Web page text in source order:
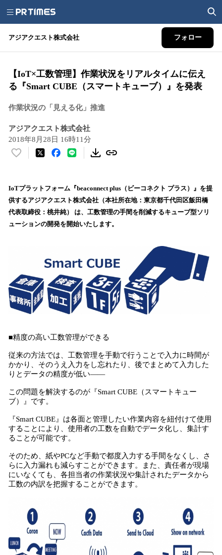
アジアクエスト株式会社 フォロー
【IoT×工数管理】作業状況をリアルタイムに伝え
る『Smart CUBE（スマートキューブ）』を発表
作業状況の「見える化」推進
アジアクエスト株式会社
2018年8月28日 16時11分
い
！
数
を
読
す
IoTプラットフォーム『beaconnect plus（ビーコネクト プラス）』を提
供するアジアクエスト株式会社（本社所在地：東京都千代田区飯田橋
代表取締役：桃井純） は、工数管理の手間を削減するキューブ型ソリ
ューションの開発を開始いたします。
■精度の高い工数管理ができる
従来の方法では、工数管理を手動で行うことで入力に時間が
かかり、そのうえ入力をし忘れたり、後でまとめて入力した
りとデータの精度が低い――
この問題を解決するのが『Smart CUBE（スマートキュー
ブ）』です。
『Smart CUBE』は各面と管理したい作業内容を紐付けて使用
することにより、使用者の工数を自動でデータ化し、集計す
ることが可能です。
そのため、紙やPCなど手動で都度入力する手間をなくし、さ
らに入力漏れも減らすことができます。また、責任者が現場
にいなくても、各担当者の作業状況や集計されたデータから
工数の内訳を把握することができます。